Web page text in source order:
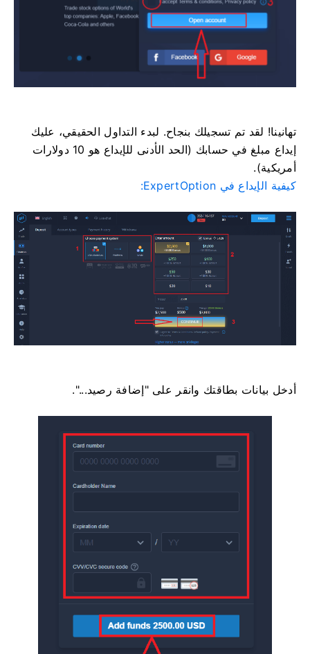
تهانينا! لقد تم تسجيلك بنجاح. لبدء التداول الحقيقي، عليك
إيداع مبلغ في حسابك (الحد الأدنى للإيداع هو 10 دولارات
أمريكية).
كيفية الإيداع في ExpertOption:
أدخل بيانات بطاقتك وانقر على "إضافة رصيد...".